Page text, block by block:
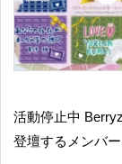
活動停止中
登壇するメンバ